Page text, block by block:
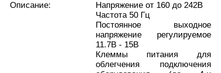
Описание:
Напряжение от 160 до 242В
Частота 50 Гц
Постоянное выходное
напряжение регулируемое
11.7В - 15В
Клеммы питания для
облегчения подключения